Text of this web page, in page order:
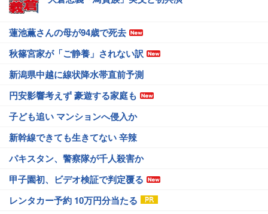
蓮池薫さんの母が94歳で死去
秋篠宮家が「ご静養」されない訳
新潟県中越に線状降水帯直前予測
円安影響考えず 豪遊する家庭も
子ども追い マンションへ侵入か
新幹線できても生きてない 辛辣
パキスタン、警察隊が千人殺害か
甲子園初、ビデオ検証で判定覆る
レンタカー予約 10万円分当たる